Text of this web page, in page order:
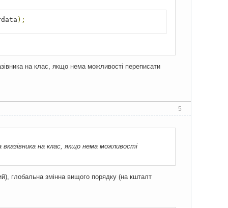
);
на клас, якщо нема можливості переписати
5
на клас, якщо нема можливості
глобальна змінна вищого порядку (на кшталт